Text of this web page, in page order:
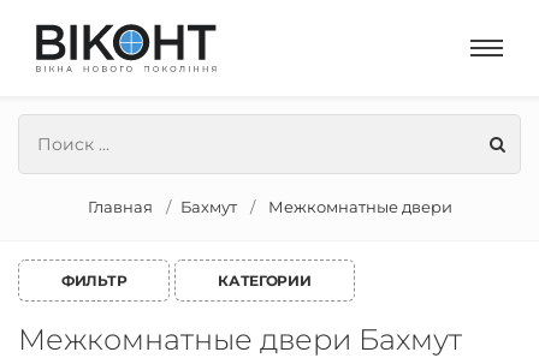
Главная Бахмут Межкомнатные двери
ФИЛЬТР КАТЕГОРИИ
Межкомнатные двери Бахмут